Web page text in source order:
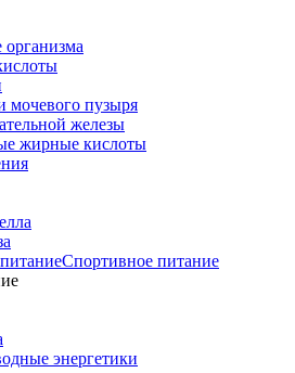
мочевого пузыря
железы
жирные кислоты
Спортивное питание
энергетики